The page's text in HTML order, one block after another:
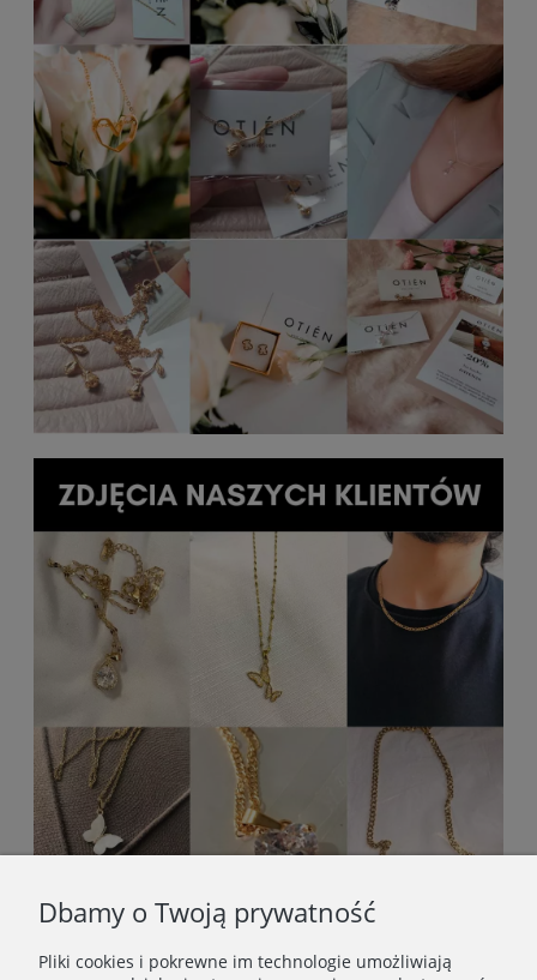
Dbamy o Twoją prywatność
Pliki cookies i pokrewne im technologie umożliwiają